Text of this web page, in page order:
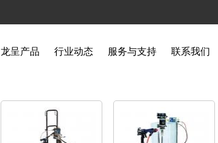
龙呈产品 行业动态 服务与支持 联系我们